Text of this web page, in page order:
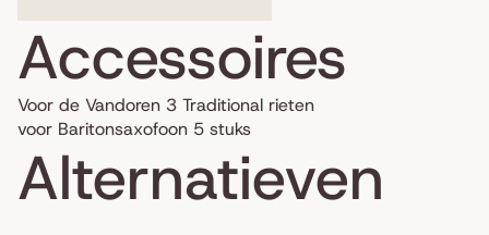
Accessoires
Voor de Vandoren 3 Traditional rieten
voor Baritonsaxofoon 5 stuks
Alternatieven